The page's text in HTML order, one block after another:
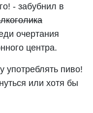
- забубнил в
очертания
центра.
употреблять пиво!
или хотя бы